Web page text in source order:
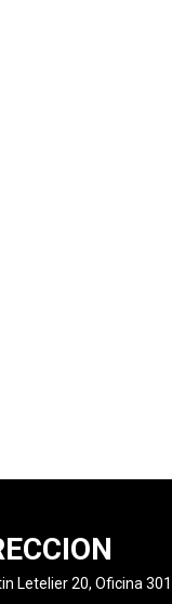
Letelier 20, Oficina 301